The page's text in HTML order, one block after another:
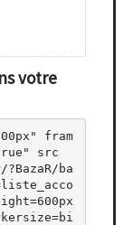
votre
fram
src
ba